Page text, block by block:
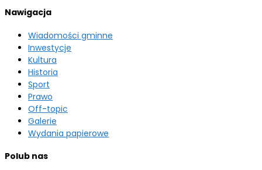
Nawigacja
Wiadomości gminne
Inwestycje
Kultura
Historia
Sport
Prawo
Off-topic
Galerie
Wydania papierowe
Polub nas